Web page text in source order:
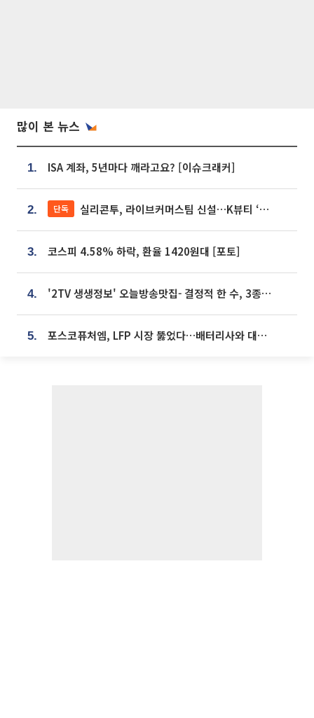
많이 본 뉴스
1. ISA 계좌, 5년마다 깨라고요? [이슈크래커]
2. 단독 실리콘투, 라이브커머스팀 신설…K뷰티 ‘글로벌 판매망’ 확대[K뷰티 라방戰]
3. 코스피 4.58% 하락, 환율 1420원대 [포토]
4. '2TV 생생정보' 오늘방송맛집- 결정적 한 수, 3종 메밀면! 메밀 소바 맛집 '의○○○○'
5. 포스코퓨처엠, LFP 시장 뚫었다…배터리사와 대규모 장기 공급 합의